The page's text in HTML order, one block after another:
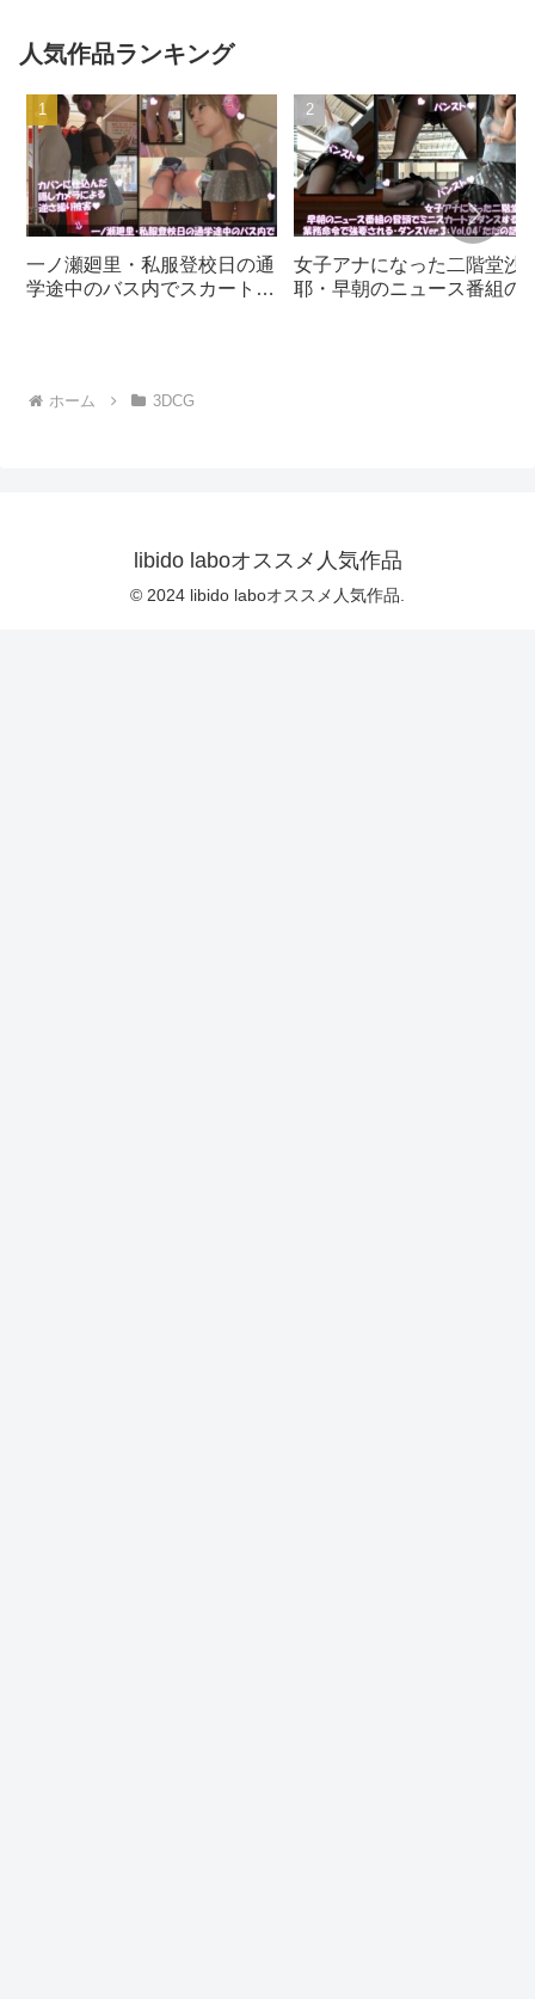
う:立ちバック）｜
d_726418
人気作品ランキング
一ノ瀬廻里・私服登校日の通
学途中のバス内でスカート内
女子アナになった二階堂沙
耶・早朝のニュース番組の
d_700922
ホーム 3DCG
libido laboオススメ人気作品
© 2024 libido laboオススメ人気作品.